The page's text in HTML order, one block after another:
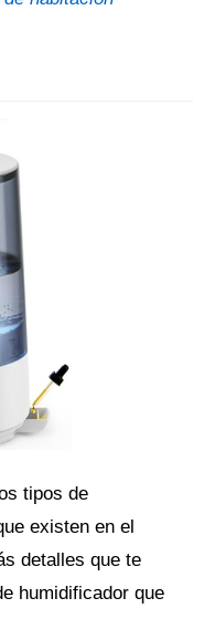
tipos de
existen en el
detalles que te
humidificador que